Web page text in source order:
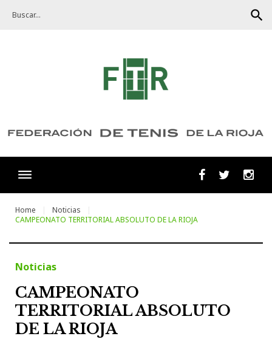
search
FacebookTwitter
Home
Noticias
CAMPEONATO TERRITORIAL ABSOLUTO DE LA RIOJA
Noticias
CAMPEONATO
TERRITORIAL ABSOLUTO
DE LA RIOJA